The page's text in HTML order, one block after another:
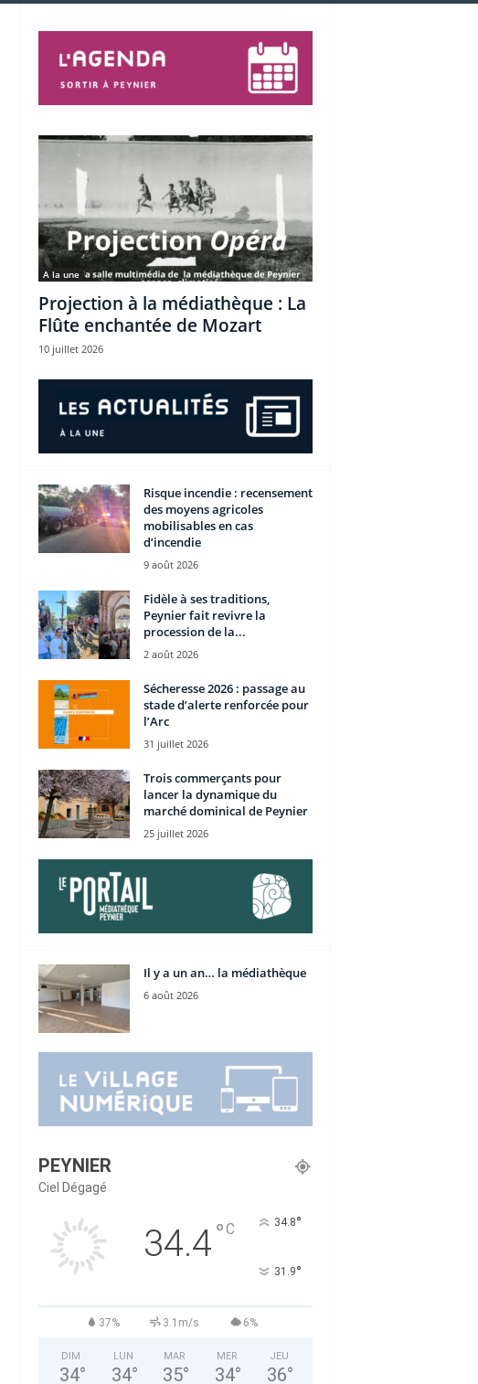
A la une
Projection à la médiathèque : La
Flûte enchantée de Mozart
10 juillet 2026
Risque incendie : recensement
des moyens agricoles
mobilisables en cas
d’incendie
9 août 2026
Fidèle à ses traditions,
Peynier fait revivre la
procession de la...
2 août 2026
Sécheresse 2026 : passage au
stade d’alerte renforcée pour
l’Arc
31 juillet 2026
Trois commerçants pour
lancer la dynamique du
marché dominical de Peynier
25 juillet 2026
Il y a un an… la médiathèque
6 août 2026
PEYNIER
Ciel Dégagé
34.4°C 34.8°
31.9°
37% 3.1m/s 6%
DIM
34°
LUN
34°
MAR
35°
MER
34°
JEU
36°